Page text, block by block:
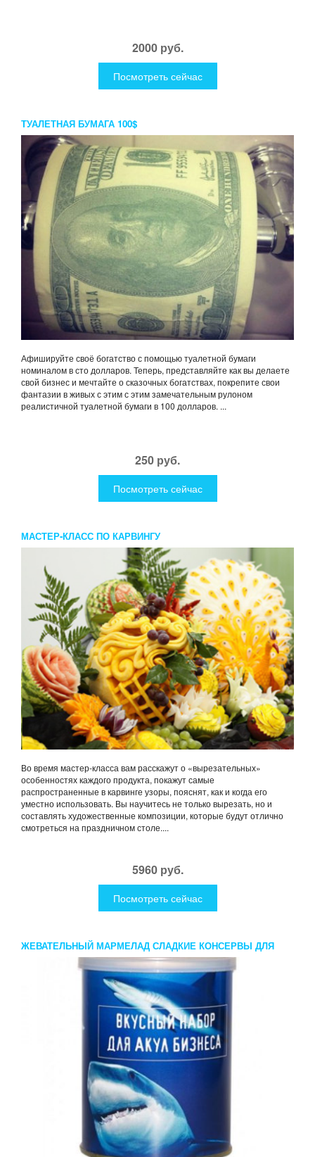
2000 руб.
Посмотреть сейчас
ТУАЛЕТНАЯ БУМАГА 100$
Афишируйте своё богатство с помощью туалетной бумаги
номиналом в сто долларов. Теперь, представляйте как вы делаете
свой бизнес и мечтайте о сказочных богатствах, покрепите свои
фантазии в живых с этим с этим замечательным рулоном
реалистичной туалетной бумаги в 100 долларов. ...
250 руб.
Посмотреть сейчас
МАСТЕР-КЛАСС ПО КАРВИНГУ
Во время мастер-класса вам расскажут о «вырезательных»
особенностях каждого продукта, покажут самые
распространенные в карвинге узоры, пояснят, как и когда его
уместно использовать. Вы научитесь не только вырезать, но и
составлять художественные композиции, которые будут отлично
смотреться на праздничном столе....
5960 руб.
Посмотреть сейчас
ЖЕВАТЕЛЬНЫЙ МАРМЕЛАД СЛАДКИЕ КОНСЕРВЫ ДЛЯ
АКУЛ БОЛЬШОГО БИЗНЕСА